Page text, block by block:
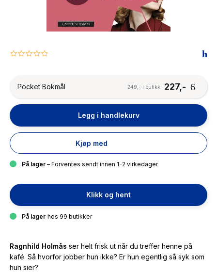
0.0
Pocket Bokmål
227,-
249,- i butikk
Legg i handlekurv
Kjøp med
På lager – Forventes sendt innen 1-2 virkedager
Klikk og hent
På lager hos 99 butikker
Ragnhild Holmås ser helt frisk ut når du treffer henne på
kafé. Så hvorfor jobber hun ikke? Er hun egentlig så syk som
hun sier?